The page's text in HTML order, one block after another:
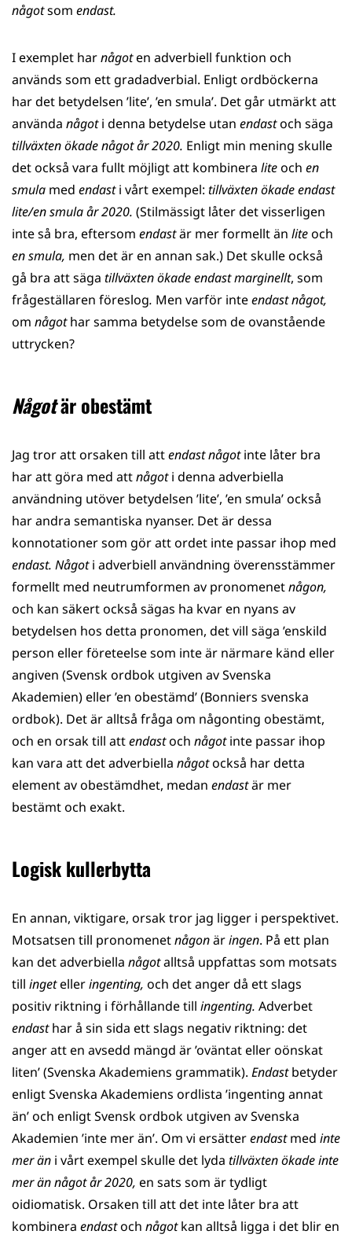
någotsom endast.
I exemplet harnågoten adverbiell funktion och
används som ett gradadverbial. Enligt ordböckerna
har det betydelsen ’lite’, ’en smula’. Det går utmärkt att
använda någoti denna betydelse utan endastoch säga
tillväxten ökade något år 2020. Enligt min mening skulle
det också vara fullt möjligt att kombinera liteoch en
smula med endasti vårt exempel: tillväxten ökade endast
lite/en smula år 2020. (Stilmässigt låter det visserligen
inte så bra, eftersom endastär mer formellt än liteoch
en smula, men det är en annan sak.) Det skulle också
gå bra att säga tillväxten ökade endast marginellt, som
frågeställaren föreslog. Men varför inteendast något,
om någothar samma betydelse som de ovanstående
uttrycken?
Någotär obestämt
Jag tror att orsaken till attendast någotinte låter bra
har att göra med attnågoti denna adverbiella
användning utöver betydelsen ’lite’, ’en smula’ också
har andra semantiska nyanser. Det är dessa
konnotationer som gör att ordet inte passar ihop med
endast. Någoti adverbiell användning överensstämmer
formellt med neutrumformen av pronomenetnågon,
och kan säkert också sägas ha kvar en nyans av
betydelsen hos detta pronomen, det vill säga ’enskild
person eller företeelse som inte är närmare känd eller
angiven (Svensk ordbok utgiven av Svenska
Akademien) eller ’en obestämd’ (Bonniers svenska
ordbok). Det är alltså fråga om någonting obestämt,
och en orsak till attendastoch någotinte passar ihop
kan vara att det adverbiella någotockså har detta
element av obestämdhet, medan endastär mer
bestämt och exakt.
Logisk kullerbytta
En annan, viktigare, orsak tror jag ligger i perspektivet.
Motsatsen till pronomenetnågonäringen. På ett plan
kan det adverbiella någotalltså uppfattas som motsats
till ingetelleringenting, och det anger då ett slags
positiv riktning i förhållande till ingenting. Adverbet
endasthar å sin sida ett slags negativ riktning: det
anger att en avsedd mängd är ’oväntat eller oönskat
liten’ (Svenska Akademiens grammatik). Endastbetyder
enligt Svenska Akademiens ordlista ’ingenting annat
än’ och enligt Svensk ordbok utgiven av Svenska
Akademien ’inte mer än’. Om vi ersätterendastmed inte
mer än i vårt exempel skulle det lyda tillväxten ökade inte
mer än något år 2020, en sats som är tydligt
oidiomatisk. Orsaken till att det inte låter bra att
kombinera endastoch någotkan alltså ligga i det blir en